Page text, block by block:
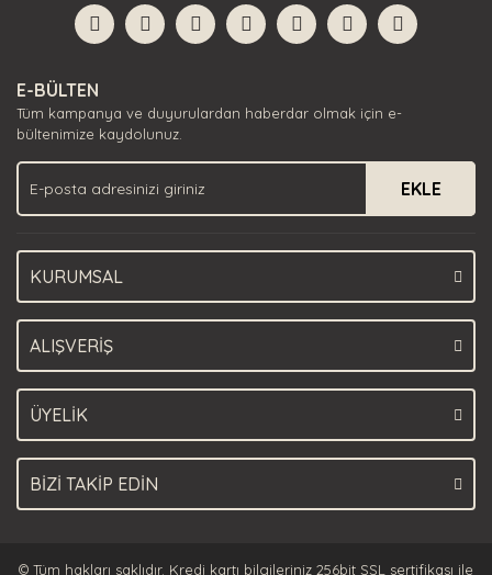
Yorum Yaz
Görüş ve önerileriniz için teşekkür ederiz.
Ürün açıklamasında eksik bilgiler bulunuyor.
Ürün bilgilerinde hatalar bulunuyor.
Ürün fiyatı diğer sitelerden daha pahalı.
Bu ürüne benzer farklı alternatifler olmalı.
E-BÜLTEN
Tüm kampanya ve duyurulardan haberdar olmak için e-
bültenimize kaydolunuz.
EKLE
KURUMSAL
ALIŞVERİŞ
ÜYELİK
BİZİ TAKİP EDİN
© Tüm hakları saklıdır. Kredi kartı bilgileriniz 256bit SSL sertifikası ile